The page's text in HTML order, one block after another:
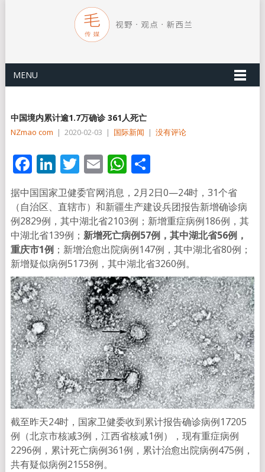
MENU
中国境内累计逾1.7万确诊 361人死亡
NZmao com | 2020-02-03 | 国际新闻 | 没有评论
Facebook
LinkedIn
Twitter
EmailWhatsApp
分
享
据中国国家卫健委官网消息，2月2日0—24时，31个省
（自治区、直辖市）和新疆生产建设兵团报告新增确诊病
例2829例，其中湖北省2103例；新增重症病例186例，其
中湖北省139例； 新增死亡病例57例，其中湖北省56例，
重庆市1例；新增治愈出院病例147例，其中湖北省80例；
新增疑似病例5173例，其中湖北省3260例。
截至昨天24时，国家卫健委收到累计报告确诊病例17205
例（北京市核减3例，江西省核减1例），现有重症病例
2296例，累计死亡病例361例，累计治愈出院病例475例，
共有疑似病例21558例。